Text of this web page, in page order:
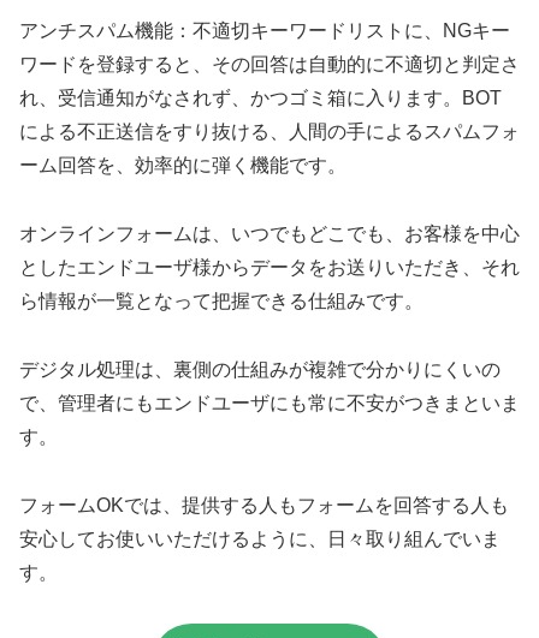
アンチスパム機能：不適切キーワードリストに、NGキー
ワードを登録すると、その回答は自動的に不適切と判定さ
れ、受信通知がなされず、かつゴミ箱に入ります。BOT
による不正送信をすり抜ける、人間の手によるスパムフォ
ーム回答を、効率的に弾く機能です。
オンラインフォームは、いつでもどこでも、お客様を中心
としたエンドユーザ様からデータをお送りいただき、それ
ら情報が一覧となって把握できる仕組みです。
デジタル処理は、裏側の仕組みが複雑で分かりにくいの
で、管理者にもエンドユーザにも常に不安がつきまといま
す。
フォームOKでは、提供する人もフォームを回答する人も
安心してお使いいただけるように、日々取り組んでいま
す。